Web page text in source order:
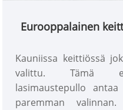
Eurooppalainen
Kauniissa keittiössä
valittu. Tämä
lasimaustepullo
paremman